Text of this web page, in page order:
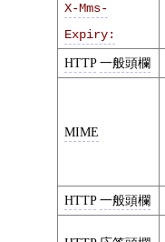
X-Mms-
Expiry:
HTTP 一般頭欄
MIME
HTTP 一般頭欄